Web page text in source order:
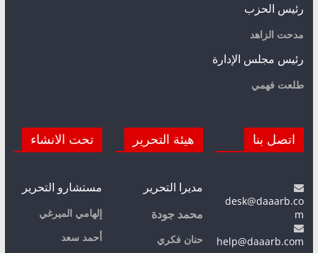
رئيس الحزب
مدحت الزاهد
رئيس مجلس الإدارة
طلعت فهمي
اتصل بنا
desk@daaarb.co
m
help@daaarb.com
هيئة التحرير
مديرا التحرير
محمد جودة
حنان فكري
تحت الانشاء
مستشارو التحرير
إلهامي الميرغي
أحمد سعد